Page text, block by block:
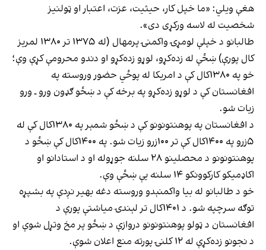
هغې ویلي: «ما خپل کار، حیثیت، عزت، اعتبار او ټولنیز
شخصیت له لاسه ورکړی دی».
طالبانو د خپلې لومړۍ واکمنۍ پرمهال (له ۱۳۷۵ تر ۱۳۸۰ لمریز
کال پورې) ښځې له زده‌‌کړو، لوړو زده‌‌کړو او دندو محرومې کړې وې؛
خو په ۱۳۸۰کال کې د امریکا له پوځي حضور وروسته په
افغانستان کې د لوړو زده‌‌کړو په برخه کې د ښځو ګډون ورو ـ ورو
زیات شو.
د افغانستان په پوهنتونونو کې د ښځو شمېر په ۱۳۸۰کال کې له
۵زرو په ۱۴۰۰کال کې تر ۱۰۰زرو زیات شو. په ۱۴۰۰کال کې ښځو د
پوهنتونونو د محصلینو ۲۸ سلنه جوړوله او د استادانو او
اکاډمیکو کارکوونکو ۱۴ سلنه یې ښځې وې.
خو د طالبانو له بیا واکمنېدو وروسته دغه بهیر نږدې په بشپړه
توګه سرچپه شو. د ۱۴۰۱کال تر لېندۍ میاشتې پورې د
افغانستان د ټولو پوهنتونونو دروازې د ښځو پر مخ وتړل شوې او
د نجونو زده‌کړې له ۱۲ کلنۍ پورته منع اعلان شوې.